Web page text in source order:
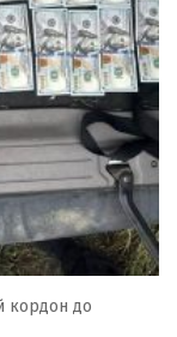
кордон до